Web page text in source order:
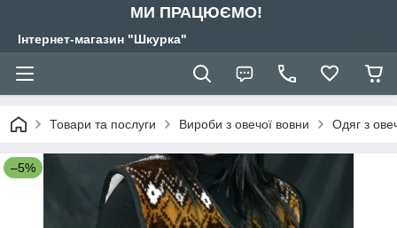
МИ ПРАЦЮЄМО!
Інтернет-магазин "Шкурка"
Товари та послуги Вироби з овечої вовни Одяг з
–5%